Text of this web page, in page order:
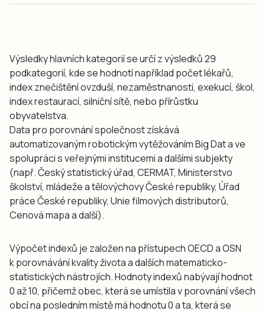
Výsledky hlavních kategorií se určí z výsledků 29
podkategorií, kde se hodnotí například počet lékařů,
index znečištění ovzduší, nezaměstnanosti, exekucí, škol,
index restaurací, silniční sítě, nebo přírůstku
obyvatelstva.
Data pro porovnání společnost získává
automatizovaným robotickým vytěžováním Big Dat a ve
spolupráci s veřejnými institucemi a dalšími subjekty
(např. Český statistický úřad, CERMAT, Ministerstvo
školství, mládeže a tělovýchovy České republiky, Úřad
práce České republiky, Unie filmových distributorů,
Cenová mapa a další).
Výpočet indexů je založen na přístupech OECD a OSN
k porovnávání kvality života a dalších matematicko-
statistických nástrojích. Hodnoty indexů nabývají hodnot
0 až 10, přičemž obec, která se umístila v porovnání všech
obcí na posledním místě má hodnotu 0 a ta, která se